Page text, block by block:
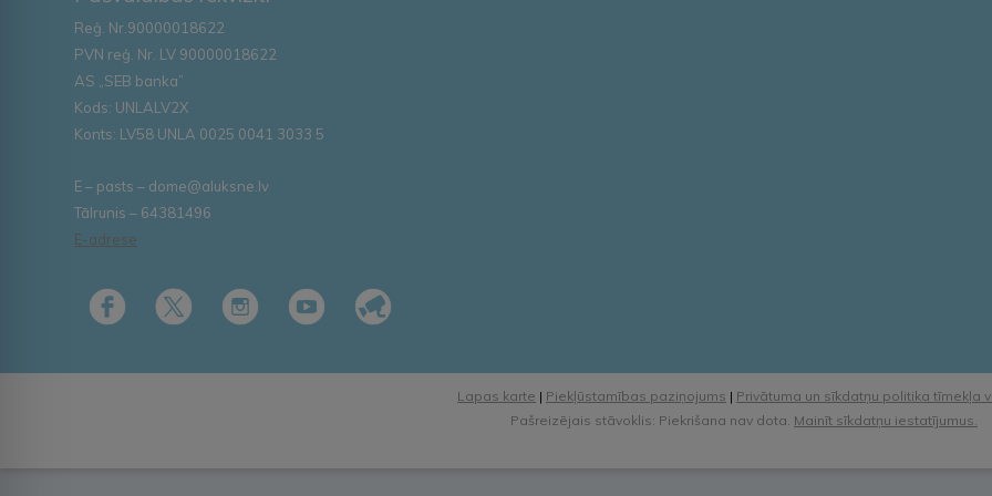
Reģ. Nr.90000018622
PVN reģ. Nr. LV 90000018622
AS „SEB banka”
Kods: UNLALV2X
Konts: LV58 UNLA 0025 0041 3033 5
E – pasts – dome@aluksne.lv
Tālrunis – 64381496
E-adrese
Lapas karte | Piekļūstamības paziņojums | Privātuma un sīkdatņu politika tīmekļa
Pašreizējais stāvoklis: Piekrišana nav dota. Mainīt sīkdatņu iestatījumus.